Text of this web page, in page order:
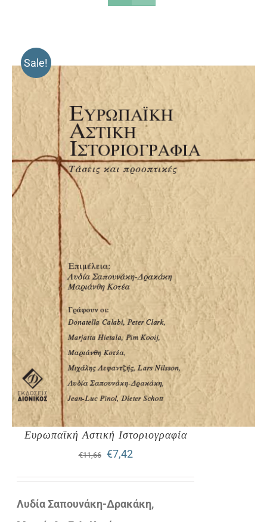
Sale!
Ευρωπαϊκή Αστική Ιστοριογραφία
€11,66
Original
price
€11,66.
€7,42Η
τρέχουσα
τιμή
Λυδία Σαπουνάκη-Δρακάκη,